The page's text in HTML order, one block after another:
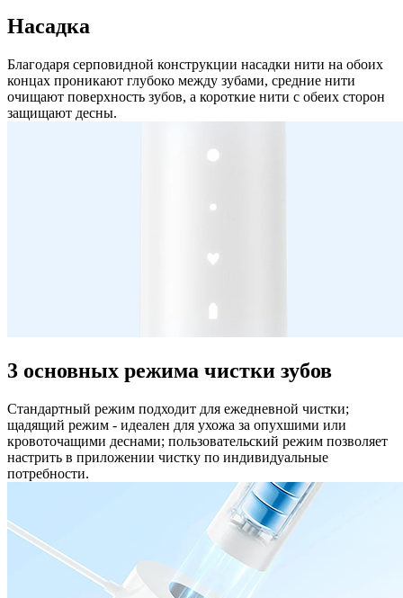
Насадка
Благодаря серповидной конструкции насадки нити на обоих
концах проникают глубоко между зубами, средние нити
очищают поверхность зубов, а короткие нити с обеих сторон
защищают десны.
3 основных режима чистки зубов
Стандартный режим подходит для ежедневной чистки;
щадящий режим - идеален для ухожа за опухшими или
кровоточащими деснами; пользовательский режим позволяет
настрить в приложении чистку по индивидуальные
потребности.